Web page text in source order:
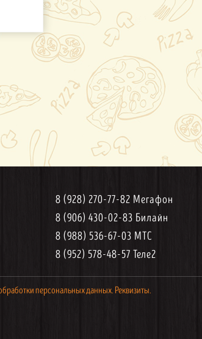
8 (928) 270-77-82 Мегафон
8 (906) 430-02-83 Билайн
8 (988) 536-67-03 МТС
8 (952) 578-48-57 Теле2
персональных данных. Реквизиты.